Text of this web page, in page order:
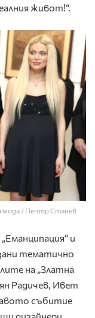
живот!“.
мода / Петър Станев
и
тематично
на „Златна
Радичев, Ивет
събитие